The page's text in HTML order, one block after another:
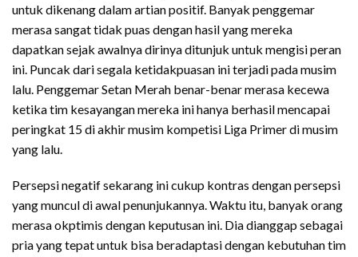
untuk dikenang dalam artian positif. Banyak penggemar
merasa sangat tidak puas dengan hasil yang mereka
dapatkan sejak awalnya dirinya ditunjuk untuk mengisi peran
ini. Puncak dari segala ketidakpuasan ini terjadi pada musim
lalu. Penggemar Setan Merah benar-benar merasa kecewa
ketika tim kesayangan mereka ini hanya berhasil mencapai
peringkat 15 di akhir musim kompetisi Liga Primer di musim
yang lalu.
Persepsi negatif sekarang ini cukup kontras dengan persepsi
yang muncul di awal penunjukannya. Waktu itu, banyak orang
merasa okptimis dengan keputusan ini. Dia dianggap sebagai
pria yang tepat untuk bisa beradaptasi dengan kebutuhan tim